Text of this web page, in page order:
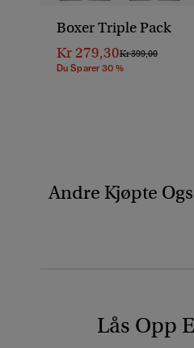
Boxer Triple Pack
Kr 279,30Pris Nedsatt Fra
Kr 399,00Til
Du Sparer 30 %
Andre Kjøpte
Lås Opp